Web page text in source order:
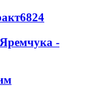
6824
-